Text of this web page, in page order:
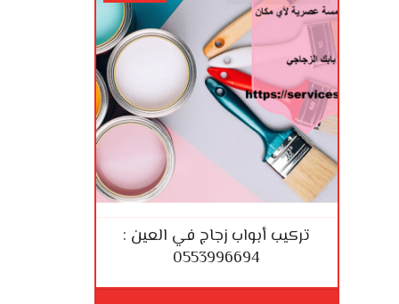
تركيب أبواب زجاج في العين :
0553996694